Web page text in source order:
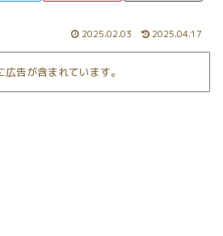
2025.02.03 2025.04.17
広告が含まれています。